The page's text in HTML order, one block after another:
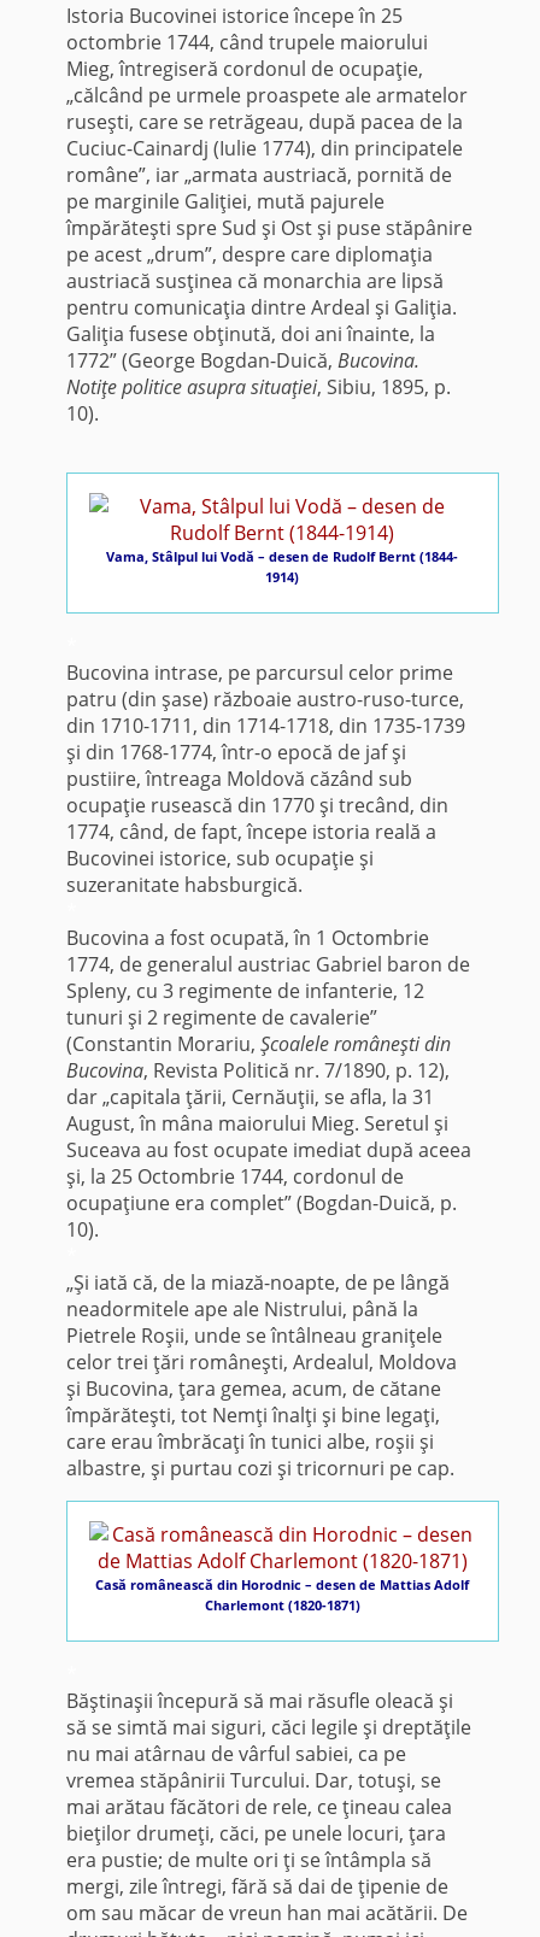
Istoria Bucovinei istorice începe în 25
octombrie 1744, când trupele maiorului
Mieg, întregiseră cordonul de ocupaţie,
„călcând pe urmele proaspete ale armatelor
ruseşti, care se retrăgeau, după pacea de la
Cuciuc-Cainardj (Iulie 1774), din principatele
române”, iar „armata austriacă, pornită de
pe marginile Galiţiei, mută pajurele
împărăteşti spre Sud şi Ost şi puse stăpânire
pe acest „drum”, despre care diplomaţia
austriacă susţinea că monarchia are lipsă
pentru comunicaţia dintre Ardeal şi Galiţia.
Galiţia fusese obţinută, doi ani înainte, la
1772” (George Bogdan-Duică, Bucovina.
Notiţe politice asupra situaţiei, Sibiu, 1895, p.
10).
Vama, Stâlpul lui Vodă – desen de Rudolf Bernt (1844-
1914)
Bucovina intrase, pe parcursul celor prime
patru (din şase) războaie austro-ruso-turce,
din 1710-1711, din 1714-1718, din 1735-1739
şi din 1768-1774, într-o epocă de jaf şi
pustiire, întreaga Moldovă căzând sub
ocupaţie rusească din 1770 şi trecând, din
1774, când, de fapt, începe istoria reală a
Bucovinei istorice, sub ocupaţie şi
suzeranitate habsburgică.
Bucovina a fost ocupată, în 1 Octombrie
1774, de generalul austriac Gabriel baron de
Spleny, cu 3 regimente de infanterie, 12
tunuri şi 2 regimente de cavalerie”
(Constantin Morariu, Şcoalele româneşti din
Bucovina, Revista Politică nr. 7/1890, p. 12),
dar „capitala ţării, Cernăuţii, se afla, la 31
August, în mâna maiorului Mieg. Seretul şi
Suceava au fost ocupate imediat după aceea
şi, la 25 Octombrie 1744, cordonul de
ocupaţiune era complet” (Bogdan-Duică, p.
10).
„Şi iată că, de la miază-noapte, de pe lângă
neadormitele ape ale Nistrului, până la
Pietrele Roşii, unde se întâlneau graniţele
celor trei ţări româneşti, Ardealul, Moldova
şi Bucovina, ţara gemea, acum, de cătane
împărăteşti, tot Nemţi înalţi şi bine legaţi,
care erau îmbrăcaţi în tunici albe, roşii şi
albastre, şi purtau cozi şi tricornuri pe cap.
Casă românească din Horodnic – desen de Mattias Adolf
Charlemont (1820-1871)
Băştinaşii începură să mai răsufle oleacă şi
să se simtă mai siguri, căci legile şi dreptăţile
nu mai atârnau de vârful sabiei, ca pe
vremea stăpânirii Turcului. Dar, totuşi, se
mai arătau făcători de rele, ce ţineau calea
bieţilor drumeţi, căci, pe unele locuri, ţara
era pustie; de multe ori ţi se întâmpla să
mergi, zile întregi, fără să dai de ţipenie de
om sau măcar de vreun han mai acătării. De